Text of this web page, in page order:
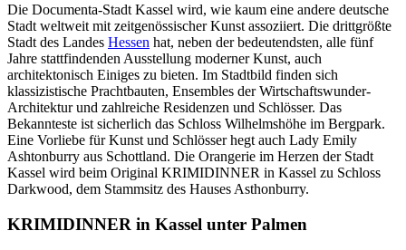
Die Documenta-Stadt Kassel wird, wie kaum eine andere deutsche
Stadt weltweit mit zeitgenössischer Kunst assoziiert. Die drittgrößte
Stadt des Landes Hessen hat, neben der bedeutendsten, alle fünf
Jahre stattfindenden Ausstellung moderner Kunst, auch
architektonisch Einiges zu bieten. Im Stadtbild finden sich
klassizistische Prachtbauten, Ensembles der Wirtschaftswunder-
Architektur und zahlreiche Residenzen und Schlösser. Das
Bekannteste ist sicherlich das Schloss Wilhelmshöhe im Bergpark.
Eine Vorliebe für Kunst und Schlösser hegt auch Lady Emily
Ashtonburry aus Schottland. Die Orangerie im Herzen der Stadt
Kassel wird beim Original KRIMIDINNER in Kassel zu Schloss
Darkwood, dem Stammsitz des Hauses Asthonburry.
KRIMIDINNER in Kassel unter Palmen